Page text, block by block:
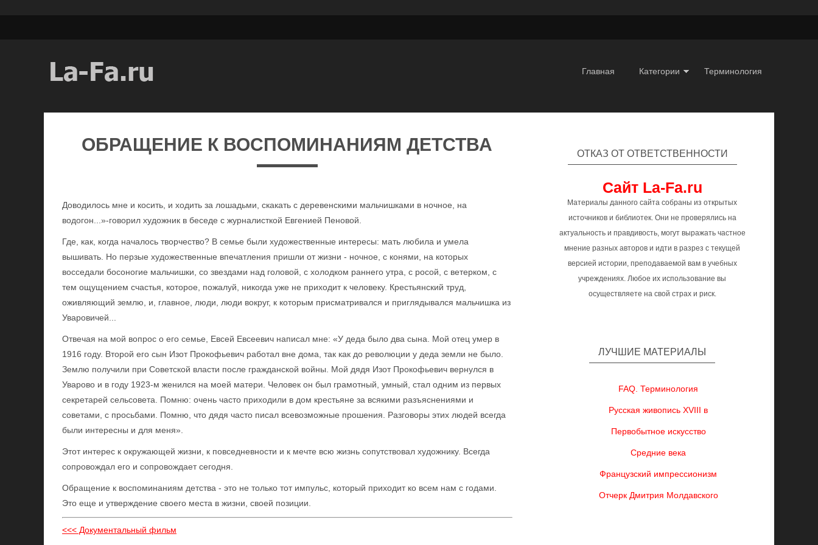
Главная Категории Терминология
ОБРАЩЕНИЕ К ВОСПОМИНАНИЯМ ДЕТСТВА
Доводилось мне и косить, и ходить за лошадьми, скакать с деревенскими мальчишками в ночное, на
водогон...»-говорил художник в беседе с журналисткой Евгенией Пеновой.
Где, как, когда началось творчество? В семье были художественные интересы: мать любила и умела
вышивать. Но перзые художественные впечатления пришли от жизни - ночное, с конями, на которых
восседали босоногие мальчишки, со звездами над головой, с холодком раннего утра, с росой, с ветерком, с
тем ощущением счастья, которое, пожалуй, никогда уже не приходит к человеку. Крестьянский труд,
оживляющий землю, и, главное, люди, люди вокруг, к которым присматривался и приглядывался мальчишка из
Уваровичей...
Отвечая на мой вопрос о его семье, Евсей Евсеевич написал мне: «У деда было два сына. Мой отец умер в
1916 году. Второй его сын Изот Прокофьевич работал вне дома, так как до революции у деда земли не было.
Землю получили при Советской власти после гражданской войны. Мой дядя Изот Прокофьевич вернулся в
Уварово и в году 1923-м женился на моей матери. Человек он был грамотный, умный, стал одним из первых
секретарей сельсовета. Помню: очень часто приходили в дом крестьяне за всякими разъяснениями и
советами, с просьбами. Помню, что дядя часто писал всевозможные прошения. Разговоры этих людей всегда
были интересны и для меня».
Этот интерес к окружающей жизни, к повседневности и к мечте всю жизнь сопутствовал художнику. Всегда
сопровождал его и сопровождает сегодня.
Обращение к воспоминаниям детства - это не только тот импульс, который приходит ко всем нам с годами.
Это еще и утверждение своего места в жизни, своей позиции.
<<< Документальный фильм
ОТКАЗ ОТ ОТВЕТСТВЕННОСТИ
Сайт La-Fa.ru
Материалы данного сайта собраны из открытых
источников и библиотек. Они не проверялись на
актуальность и правдивость, могут выражать частное
мнение разных авторов и идти в разрез с текущей
версией истории, преподаваемой вам в учебных
учреждениях. Любое их использование вы
осуществляете на свой страх и риск.
ЛУЧШИЕ МАТЕРИАЛЫ
FAQ. Терминология
Русская живопись XVIII в
Первобытное искусство
Средние века
Французский импрессионизм
Отчерк Дмитрия Молдавского